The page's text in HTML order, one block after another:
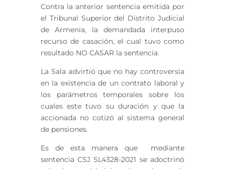
Contra la anterior sentencia emitida por
el Tribunal Superior del Distrito Judicial
de Armenia, la demandada interpuso
recurso de casación, el cual tuvo como
resultado NO CASAR la sentencia.
La Sala advirtió que no hay controversia
en la existencia de un contrato laboral y
los parámetros temporales sobre los
cuales este tuvo su duración y que la
accionada no cotizó al sistema general
de pensiones.
Es de esta manera que mediante
sentencia CSJ SL4328-2021 se adoctrinó